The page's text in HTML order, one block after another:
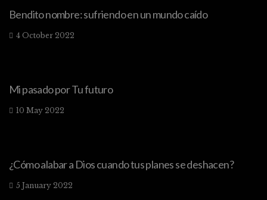
Bendito nombre: sufriendo en un mundo caído
4 October 2022
Mi pasado por Tu futuro
10 May 2022
¿Cómo alabar a Dios cuando tus planes se deshacen?
5 January 2022